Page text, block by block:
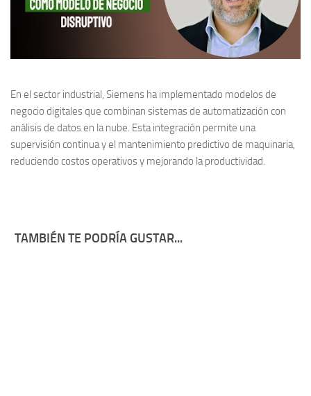
En el sector industrial, Siemens ha implementado modelos de
negocio digitales que combinan sistemas de automatización con
análisis de datos en la nube. Esta integración permite una
supervisión continua y el mantenimiento predictivo de maquinaria,
reduciendo costos operativos y mejorando la productividad.
TAMBIÉN TE PODRÍA GUSTAR...